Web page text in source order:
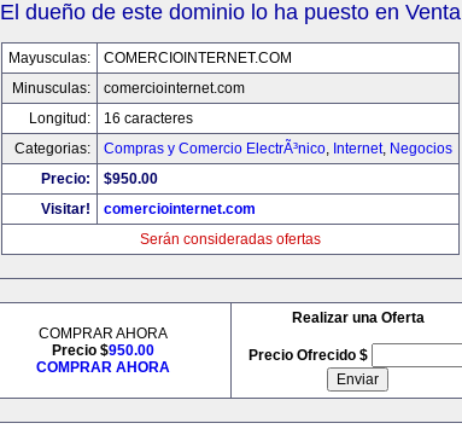
El dueño de este dominio lo ha puesto en Venta
Mayusculas:
COMERCIOINTERNET.COM
Minusculas:
comerciointernet.com
Longitud:
16 caracteres
Categorias:
Compras y Comercio ElectrÃ³nico, Internet, Negocios
Precio:
$950.00
Visitar!
comerciointernet.com
Serán consideradas ofertas
COMPRAR AHORA
Precio $950.00
COMPRAR AHORA
Realizar una Oferta
Precio Ofrecido $